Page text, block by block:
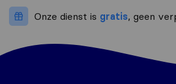
Onze dienst is gratis, geen